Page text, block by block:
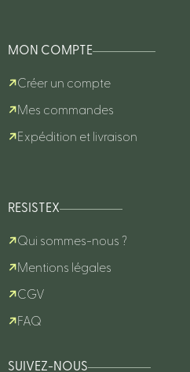
MON COMPTE
Créer un compte
Mes commandes
Expédition et livraison
RESISTEX
Qui sommes-nous ?
Mentions légales
CGV
FAQ
SUIVEZ-NOUS